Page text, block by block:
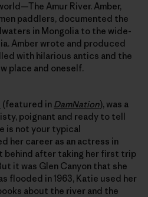
Amur River. Amber,
paddlers, documented the
in Mongolia to the wide-
Amber wrote and produced
with hilarious antics and the
place and oneself.
(featured in DamNation), was a
poignant and ready to tell
is not your typical
her career as an actress in
behind after taking her first trip
it was Glen Canyon that she
flooded in 1963, Katie used her
about the river and the